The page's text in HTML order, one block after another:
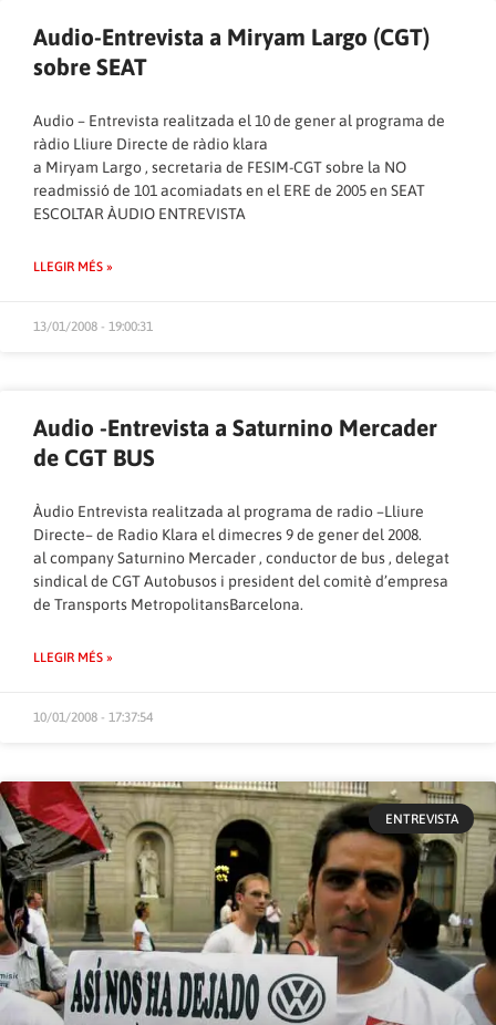
Audio-Entrevista a Miryam Largo (CGT)
sobre SEAT
Audio – Entrevista realitzada el 10 de gener al programa de
ràdio Lliure Directe de ràdio klara
a Miryam Largo , secretaria de FESIM-CGT sobre la NO
readmissió de 101 acomiadats en el ERE de 2005 en SEAT
ESCOLTAR ÀUDIO ENTREVISTA
LLEGIR MÉS »
13/01/2008 - 19:00:31
Audio -Entrevista a Saturnino Mercader
de CGT BUS
Àudio Entrevista realitzada al programa de radio –Lliure
Directe– de Radio Klara el dimecres 9 de gener del 2008.
al company Saturnino Mercader , conductor de bus , delegat
sindical de CGT Autobusos i president del comitè d’empresa
de Transports MetropolitansBarcelona.
LLEGIR MÉS »
10/01/2008 - 17:37:54
ENTREVISTA